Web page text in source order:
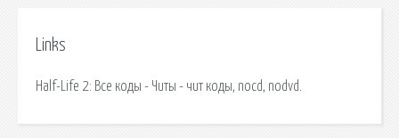
Links
Half-Life 2: Все коды - Читы - чит коды, nocd, nodvd.